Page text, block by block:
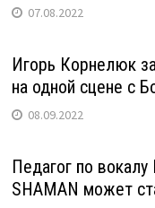
07.08.2022
Игорь Корнелюк
на одной сцене с
08.09.2022
Педагог по
SHAMAN может